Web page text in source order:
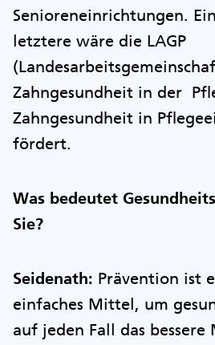
Senioreneinrichtungen.
letztere wäre die LAGP
Zahngesundheit in der
Zahngesundheit in
fördert.
Was bedeutet
Sie?
Seidenath: Prävention ist
einfaches Mittel, um
auf jeden Fall das